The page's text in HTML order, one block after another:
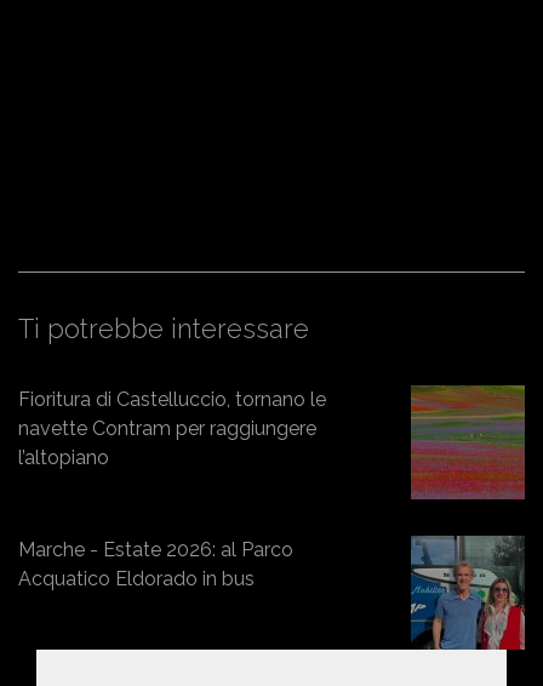
Ti potrebbe interessare
Fioritura di Castelluccio, tornano le
navette Contram per raggiungere
l’altopiano
Marche - Estate 2026: al Parco
Acquatico Eldorado in bus